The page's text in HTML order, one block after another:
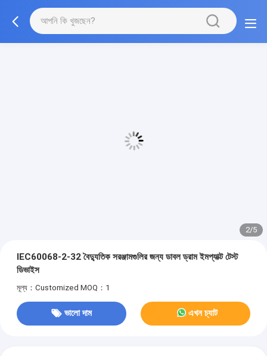
3/5
IEC60068-2-32 বৈদ্যুতিক সরঞ্জামগুলির জন্য ডাবল ড্রাম ইমপ্যাক্ট টেস্ট
ডিভাইস
মূল্য：Customized MOQ：1
ভালো দাম এখন চ্যাট